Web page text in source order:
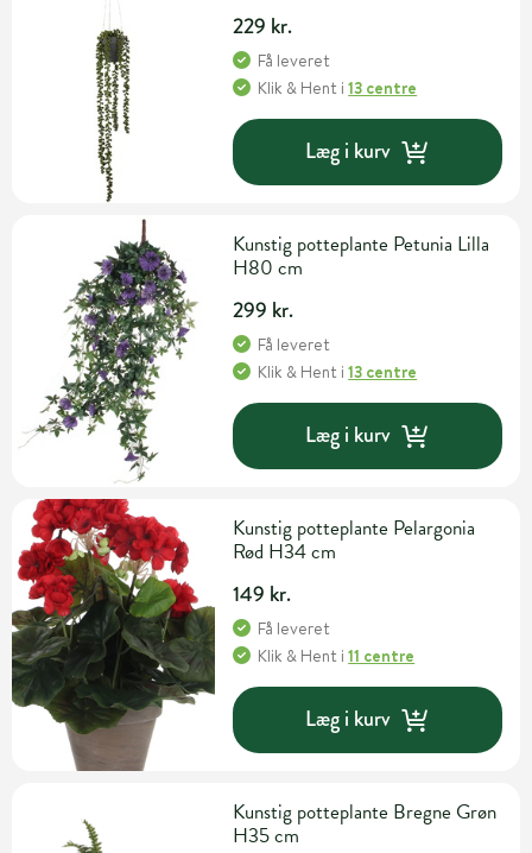
229 kr.
Få leveret
Klik & Hent i13 centre
Læg i kurv
Kunstig potteplante Petunia Lilla
H80 cm
299 kr.
Få leveret
Klik & Hent i13 centre
Læg i kurv
Kunstig potteplante Pelargonia
Rød H34 cm
149 kr.
Få leveret
Klik & Hent i11 centre
Læg i kurv
Kunstig potteplante Bregne Grøn
H35 cm